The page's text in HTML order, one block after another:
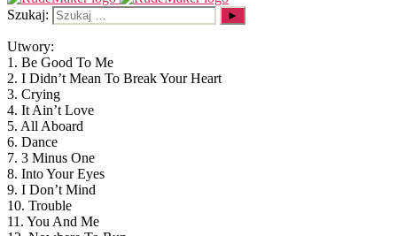
Szukaj:
Utwory:
1. Be Good To Me
2. I Didn’t Mean To Break Your Heart
3. Crying
4. It Ain’t Love
5. All Aboard
6. Dance
7. 3 Minus One
8. Into Your Eyes
9. I Don’t Mind
10. Trouble
11. You And Me